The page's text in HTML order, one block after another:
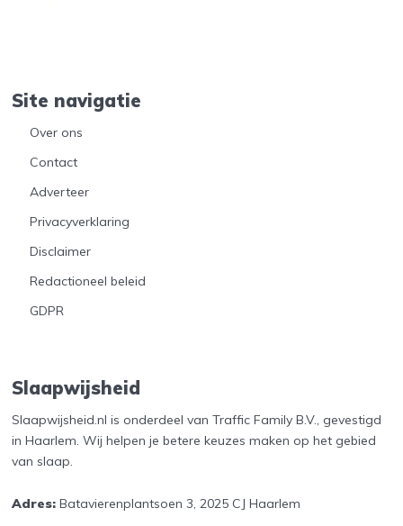
Site navigatie
Over ons
Contact
Adverteer
Privacyverklaring
Disclaimer
Redactioneel beleid
GDPR
Slaapwijsheid
Slaapwijsheid.nl is onderdeel van Traffic Family B.V., gevestigd
in Haarlem. Wij helpen je betere keuzes maken op het gebied
van slaap.
Adres:Batavierenplantsoen 3, 2025 CJ Haarlem